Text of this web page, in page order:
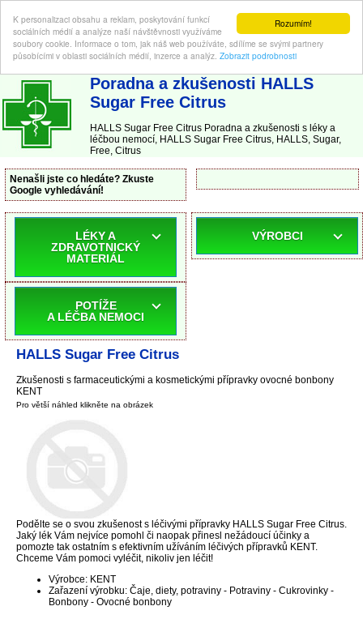
Rozumím!
K personalizaci obsahu a reklam, poskytování funkcí
sociálních médií a analýze naší návštěvnosti využíváme
soubory cookie. Informace o tom, jak náš web používáte, sdílíme se svými partnery
působícími v oblasti sociálních médií, inzerce a analýz. Zobrazit podrobnosti
ABC-LEKARNA.cz | Poradna a zkušenosti s léky a léčbou nemocí
Poradna a zkušenosti HALLS
Sugar Free Citrus
HALLS Sugar Free Citrus Poradna a zkušenosti s léky a
léčbou nemocí, HALLS Sugar Free Citrus, HALLS, Sugar,
Free, Citrus
Nenašli jste co hledáte? Zkuste
Google vyhledávání!
LÉKY A
ZDRAVOTNICKÝ
MATERIÁL
POTÍŽE
A LÉČBA NEMOCI
VÝROBCI
HALLS Sugar Free Citrus
Zkušenosti s farmaceutickými a kosmetickými přípravky ovocné bonbony
KENT
Pro větší náhled klikněte na obrázek
Podělte se o svou zkušenost s léčivými přípravky HALLS Sugar Free Citrus.
Jaký lék Vám nejvíce pomohl či naopak přinesl nežádoucí účinky a
pomozte tak ostatním s efektivním užíváním léčivých přípravků KENT.
Chceme Vám pomoci vyléčit, nikoliv jen léčit!
Výrobce: KENT
Zařazení výrobku: Čaje, diety, potraviny - Potraviny - Cukrovinky -
Bonbony - Ovocné bonbony